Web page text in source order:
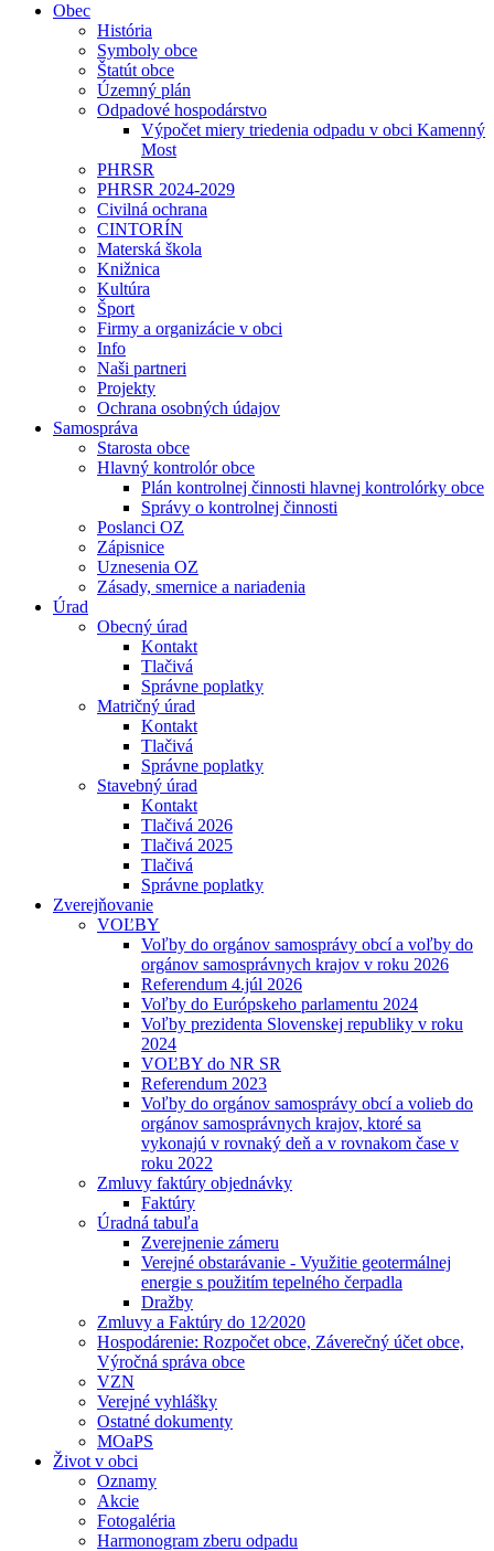
Obec
História
Symboly obce
Štatút obce
Územný plán
Odpadové hospodárstvo
Výpočet miery triedenia odpadu v obci Kamenný
Most
PHRSR
PHRSR 2024-2029
Civilná ochrana
CINTORÍN
Materská škola
Knižnica
Kultúra
Šport
Firmy a organizácie v obci
Info
Naši partneri
Projekty
Ochrana osobných údajov
Samospráva
Starosta obce
Hlavný kontrolór obce
Plán kontrolnej činnosti hlavnej kontrolórky obce
Správy o kontrolnej činnosti
Poslanci OZ
Zápisnice
Uznesenia OZ
Zásady, smernice a nariadenia
Úrad
Obecný úrad
Kontakt
Tlačivá
Správne poplatky
Matričný úrad
Kontakt
Tlačivá
Správne poplatky
Stavebný úrad
Kontakt
Tlačivá 2026
Tlačivá 2025
Tlačivá
Správne poplatky
Zverejňovanie
VOĽBY
Voľby do orgánov samosprávy obcí a voľby do
orgánov samosprávnych krajov v roku 2026
Referendum 4.júl 2026
Voľby do Európskeho parlamentu 2024
Voľby prezidenta Slovenskej republiky v roku
2024
VOĽBY do NR SR
Referendum 2023
Voľby do orgánov samosprávy obcí a volieb do
orgánov samosprávnych krajov, ktoré sa
vykonajú v rovnaký deň a v rovnakom čase v
roku 2022
Zmluvy faktúry objednávky
Faktúry
Úradná tabuľa
Zverejnenie zámeru
Verejné obstarávanie - Využitie geotermálnej
energie s použitím tepelného čerpadla
Dražby
Zmluvy a Faktúry do 12⁄2020
Hospodárenie: Rozpočet obce, Záverečný účet obce,
Výročná správa obce
VZN
Verejné vyhlášky
Ostatné dokumenty
MOaPS
Život v obci
Oznamy
Akcie
Fotogaléria
Harmonogram zberu odpadu